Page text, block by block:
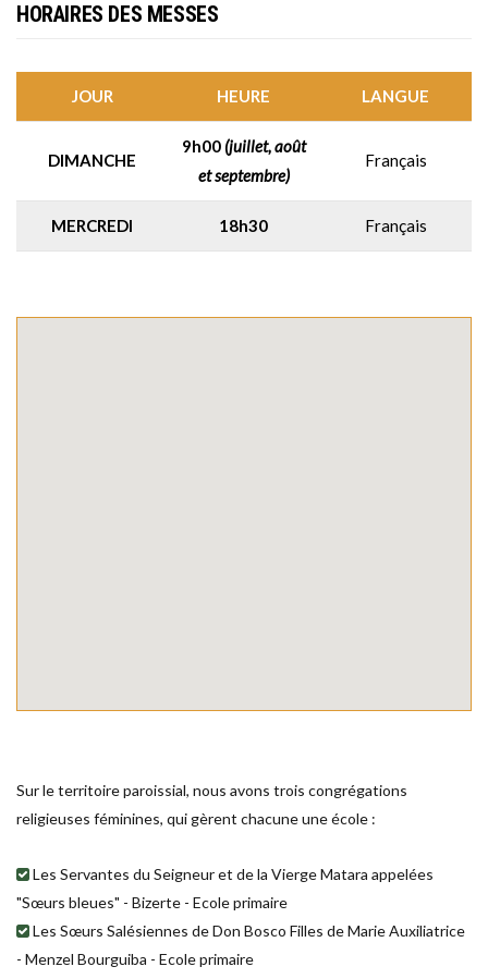
HORAIRES DES MESSES
JOUR HEURE LANGUE
DIMANCHE
9h00 (juillet, août
et septembre)
Français
MERCREDI 18h30 Français
Sur le territoire paroissial, nous avons trois congrégations
religieuses féminines, qui gèrent chacune une école :
Les Servantes du Seigneur et de la Vierge Matara appelées
"Sœurs bleues" - Bizerte - Ecole primaire
Les Sœurs Salésiennes de Don Bosco Filles de Marie Auxiliatrice
- Menzel Bourguiba - Ecole primaire